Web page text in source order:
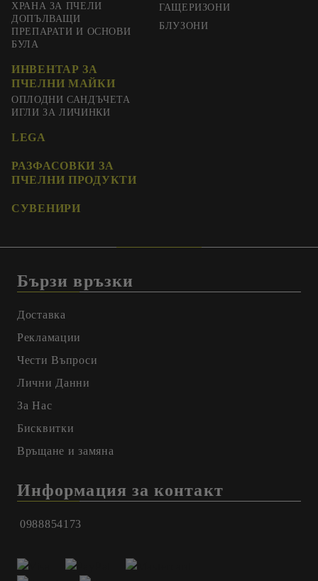
ХРАНА ЗА ПЧЕЛИ
ДОПЪЛВАЩИ
ПРЕПАРАТИ И ОСНОВИ
ГАЩЕРИЗОНИ
БЛУЗОНИ
БУЛА
ИНВЕНТАР ЗА
ПЧЕЛНИ МАЙКИ
ОПЛОДНИ САНДЪЧЕТА
ИГЛИ ЗА ЛИЧИНКИ
LEGA
РАЗФАСОВКИ ЗА
ПЧЕЛНИ ПРОДУКТИ
СУВЕНИРИ
Бързи връзки
Доставка
Рекламации
Чести Въпроси
Лични Данни
За Нас
Бисквитки
Връщане и замяна
Информация за контакт
0988854173